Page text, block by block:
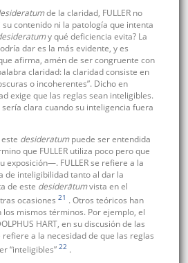
de la claridad, FULLER no
contenido ni la patología que intenta
y qué deficiencia evita? La
dar es la más evidente, y es
afirma, amén de ser congruente con
claridad: la claridad consiste en
o incoherentes”. Dicho en
exige que las reglas sean inteligibles.
clara cuando su inteligencia fuera
desideratumpuede ser entendida
que FULLER utiliza poco pero que
exposición—. FULLER se refiere a la
de inteligibilidad tanto al dar la
de este desiderātumvista en el
ocasiones 21 . Otros teóricos han
mismos términos. Por ejemplo, el
HART, en su discusión de las
refiere a la necesidad de que las reglas
“inteligibles” 22 .